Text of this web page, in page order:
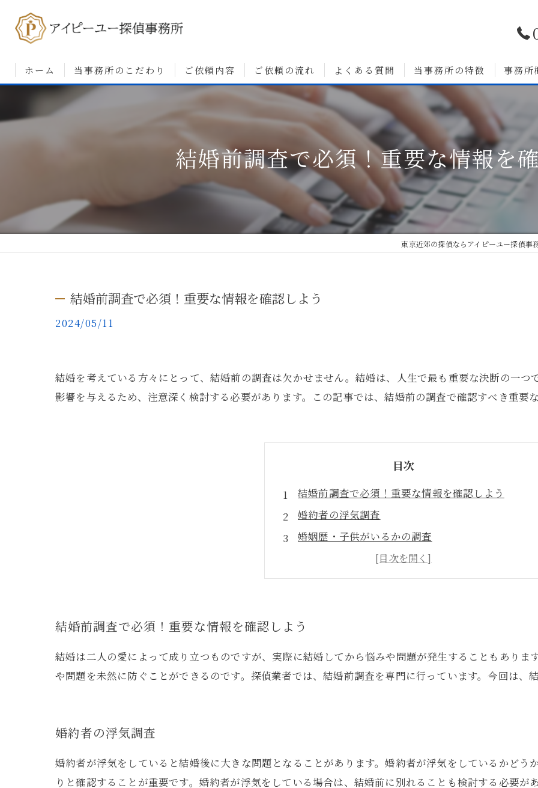
ホーム 当事務所のこだわり ご依頼内容
浮気調査について
婚前調査について
素行・行動調査について
人探しについて
ご依頼の流れ よくある質問 当事務所の特徴
浮気調査
婚前調査
人探し
素行調査
無料相談
事務所
結婚前調査で必須！重要な情報を
東京近郊の探偵ならアイピーユー探偵事
結婚前調査で必須！重要な情報を確認しよう
2024/05/11
結婚を考えている方々にとって、結婚前の調査は欠かせません。結婚は、人生で最も重要な決断の一つ
影響を与えるため、注意深く検討する必要があります。この記事では、結婚前の調査で確認すべき重要
目次
結婚前調査で必須！重要な情報を確認しよう
婚約者の浮気調査
婚姻歴・子供がいるかの調査
結婚前調査で必須！重要な情報を確認しよう
結婚は二人の愛によって成り立つものですが、実際に結婚してから悩みや問題が発生することもありま
や問題を未然に防ぐことができるのです。探偵業者では、結婚前調査を専門に行っています。今回は、
婚約者の浮気調査
婚約者が浮気をしていると結婚後に大きな問題となることがあります。婚約者が浮気をしているかどう
りと確認することが重要です。婚約者が浮気をしている場合は、結婚前に別れることも検討する必要があ